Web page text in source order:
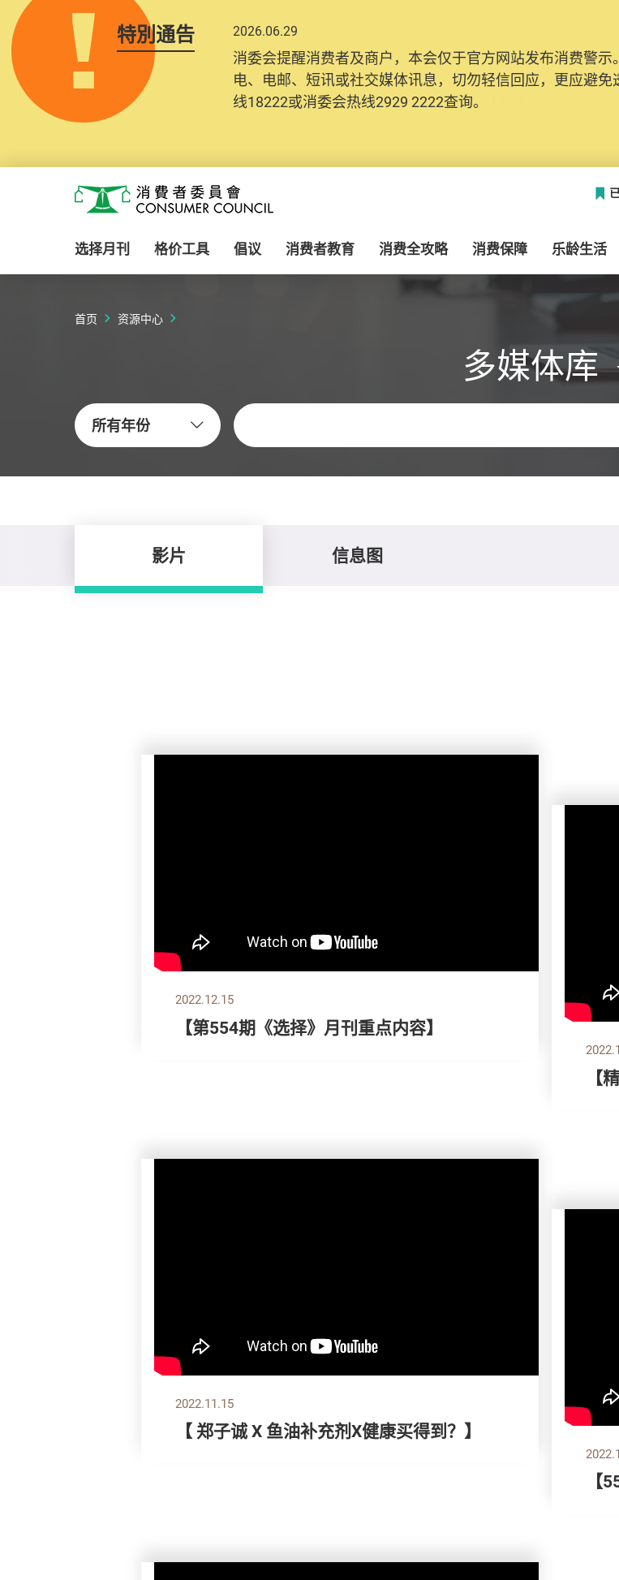
特別通告 2026.06.29
消委会提醒消费者及商户，本会仅于官方网站发布消费警
电、电邮、短讯或社交媒体讯息，切勿轻信回应，更应避
线18222或消委会热线2929 2222查询。
2025.10.31
为提升使用者体验及网络安全，本会的投诉处理系统已经
消费者需要提供基本联络资料（包括姓名、电邮及电话）
纪录将清晰整合于帐户中，方便日后作出跟进。
消费者委员会
选择月刊 格价工具 倡议 消费者教育 消费全攻略 消费保障 乐龄生活
首页 资源中心
多媒体库
所有年份
关键字
影片 信息图
2022.12.15
【第554期《选择》月刊重点内容】
【
2022.11.15
【 郑子诚 X 鱼油补充剂X健康买得到？】
【